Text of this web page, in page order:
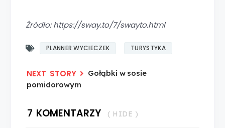
Źródło: https://sway.to/7/swayto.html
PLANNER WYCIECZEK TURYSTYKA
Gołąbki w sosie
pomidorowym
7 KOMENTARZY ( HIDE )